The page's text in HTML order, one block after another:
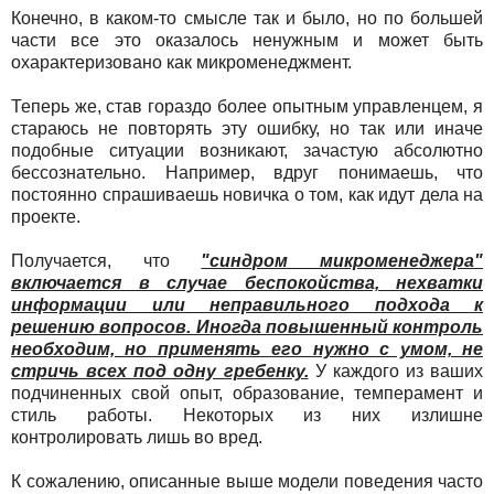
Конечно, в каком-то смысле так и было, но по большей
части все это оказалось ненужным и может быть
охарактеризовано как микроменеджмент.
Теперь же, став гораздо более опытным управленцем, я
стараюсь не повторять эту ошибку, но так или иначе
подобные ситуации возникают, зачастую абсолютно
бессознательно. Например, вдруг понимаешь, что
постоянно спрашиваешь новичка о том, как идут дела на
проекте.
Получается, что "синдром микроменеджера"
включается в случае беспокойства, нехватки
информации или неправильного подхода к
решению вопросов. Иногда повышенный контроль
необходим, но применять его нужно с умом, не
стричь всех под одну гребенку. У каждого из ваших
подчиненных свой опыт, образование, темперамент и
стиль работы. Некоторых из них излишне
контролировать лишь во вред.
К сожалению, описанные выше модели поведения часто